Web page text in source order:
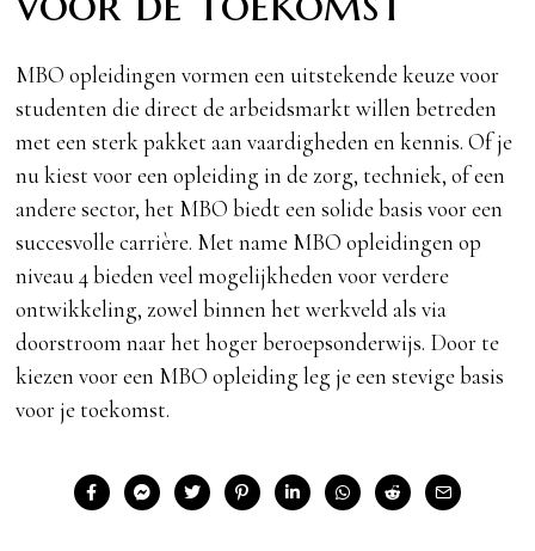
MBO opleidingen vormen een uitstekende keuze voor
studenten die direct de arbeidsmarkt willen betreden
met een sterk pakket aan vaardigheden en kennis. Of je
nu kiest voor een opleiding in de zorg, techniek, of een
andere sector, het MBO biedt een solide basis voor een
succesvolle carrière. Met name MBO opleidingen op
niveau 4 bieden veel mogelijkheden voor verdere
ontwikkeling, zowel binnen het werkveld als via
doorstroom naar het hoger beroepsonderwijs. Door te
kiezen voor een MBO opleiding leg je een stevige basis
voor je toekomst.